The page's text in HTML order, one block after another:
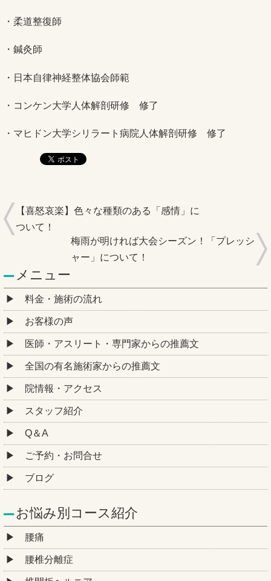
・柔道整復師
・鍼灸師
・日本自律神経整体協会師範
・コンケン大学人体解剖研修 修了
・マヒドン大学シリラート病院人体解剖研修 修了
【喜怒哀楽】色々な種類のある「感情」に
ついて！
梅雨が明ければ大会シーズン！「プレッシ
ャー」について！
メニュー
料金・施術の流れ
お客様の声
医師・アスリート・専門家からの推薦文
全国の有名施術家からの推薦文
院情報・アクセス
スタッフ紹介
Q＆A
ご予約・お問合せ
ブログ
お悩み別コース紹介
腰痛
腰椎分離症